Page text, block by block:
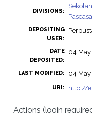
DIVISIONS:
DEPOSITING
USER:
DATE
DEPOSITED:
04 May
LAST MODIFIED: 04 May
URI: http://
Actions (login